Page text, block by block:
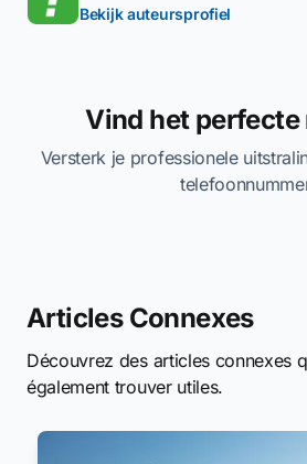
Bekijk auteursprofiel
Vind het perfecte
Versterk je professionele
Articles Connexes
Découvrez des articles connexes
également trouver utiles.